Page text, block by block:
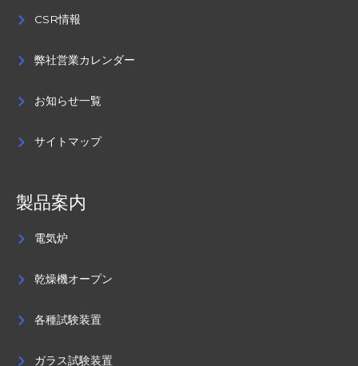
CSR情報
弊社営業カレンダー
お知らせ一覧
サイトマップ
製品案内
電気炉
乾燥機オープン
各種試験装置
ガラス試験装置